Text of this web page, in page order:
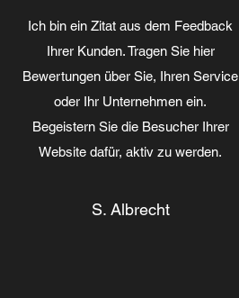
Ich bin ein Zitat aus dem Feedback
Ihrer Kunden. Tragen Sie hier
Bewertungen über Sie, Ihren Service
oder Ihr Unternehmen ein.
Begeistern Sie die Besucher Ihrer
Website dafür, aktiv zu werden.
S. Albrecht